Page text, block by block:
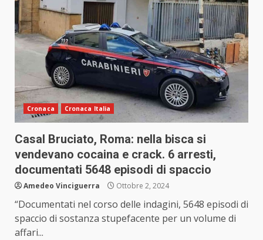
Cronaca Cronaca Italia
Casal Bruciato, Roma: nella bisca si
vendevano cocaina e crack. 6 arresti,
documentati 5648 episodi di spaccio
Amedeo Vinciguerra Ottobre 2, 2024
“Documentati nel corso delle indagini, 5648 episodi di
spaccio di sostanza stupefacente per un volume di
affari...